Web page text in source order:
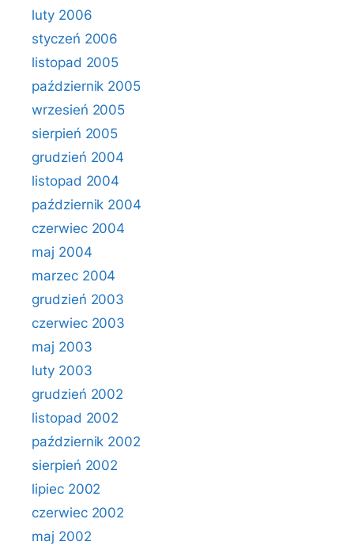
luty 2006
styczeń 2006
listopad 2005
październik 2005
wrzesień 2005
sierpień 2005
grudzień 2004
listopad 2004
październik 2004
czerwiec 2004
maj 2004
marzec 2004
grudzień 2003
czerwiec 2003
maj 2003
luty 2003
grudzień 2002
listopad 2002
październik 2002
sierpień 2002
lipiec 2002
czerwiec 2002
maj 2002